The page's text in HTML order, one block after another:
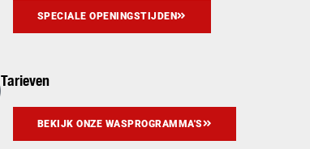
SPECIALE OPENINGSTIJDEN
Tarieven
BEKIJK ONZE WASPROGRAMMA'S